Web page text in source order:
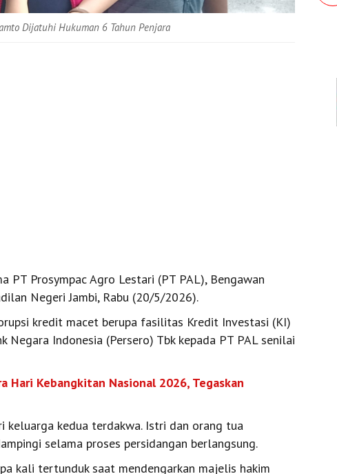
Dijatuhi Hukuman 6 Tahun Penjara
PT Prosympac Agro Lestari (PT PAL), Bengawan
Negeri Jambi, Rabu (20/5/2026).
kredit macet berupa fasilitas Kredit Investasi (KI)
Indonesia (Persero) Tbk kepada PT PAL senilai
Hari Kebangkitan Nasional 2026, Tegaskan
keluarga kedua terdakwa. Istri dan orang tua
selama proses persidangan berlangsung.
kali tertunduk saat mendengarkan majelis hakim